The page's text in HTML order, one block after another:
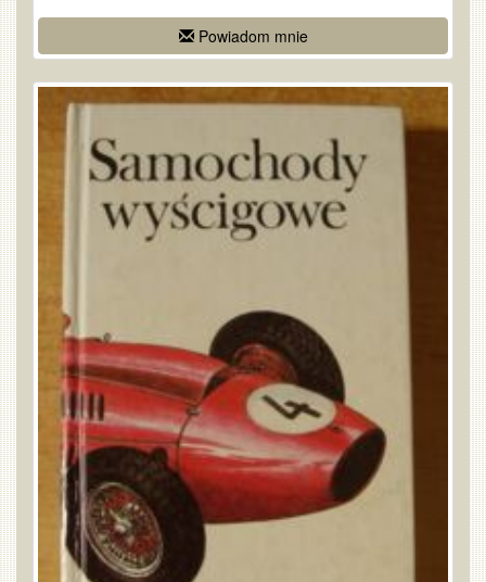
Powiadom mnie